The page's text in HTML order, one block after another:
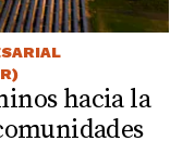
hacia la